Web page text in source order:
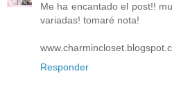
Me ha encantado el post!!
variadas! tomaré nota!
Responder